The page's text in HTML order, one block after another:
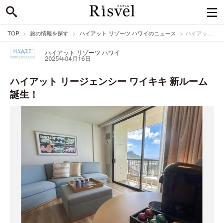
TOP 旅の情報を探す ハイアット リゾーツ ハワイのニュース ハイアット リージェンシー ワイキキ 新ルーム誕生！
ハイアット リゾーツ ハワイ
2025年04月16日
ハイアット リージェンシー ワイキキ 新ルーム
誕生！